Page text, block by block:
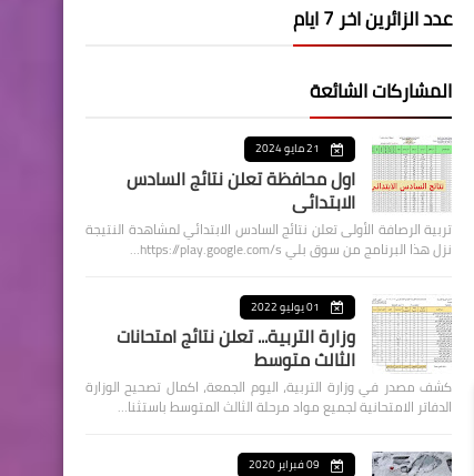
عدد الزائرين اخر 7 ايام
المشاركات الشائعة
21 مايو 2024
اول محافظة تعلن نتائج السادس
الابتدائي
تربية الرصافة الأولى تعلن نتائج السادس الابتدائي لمشاهدة النتيجة
نزل هذا البرنامج من سوق بلي https://play.google.com/s…
01 يوليو 2022
وزارة التربية... تعلن نتائج امتحانات
الثالث متوسط
كشف مصدر في وزارة التربية، اليوم الجمعة، اكمال تصحيح الوزارة
الدفاتر الامتحانية لجميع مواد مرحلة الثالث المتوسط باستثنا…
09 فبراير 2020